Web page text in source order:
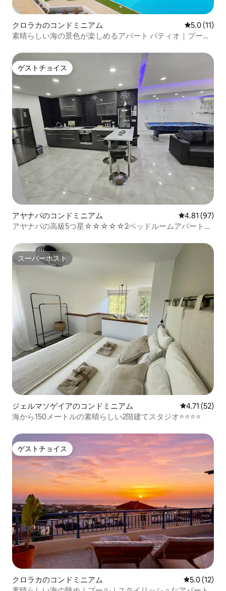
クロラカのコンドミニアム レビュー11
5.0 (11)
素晴らしい海の景色が楽しめるアパート パティオ｜プール
ゲストチョイス
ゲストチョイス
アヤナパのコンドミニアム レビュー97
4.81 (97)
アヤナパの高級5つ星☆☆☆☆☆2ベッドルームアパート
スーパーホスト
スーパーホスト
ジェルマソゲイアのコンドミニアム レビュー52
4.71 (52)
海から150メートルの素晴らしい2階建てスタジオ⭐️⭐️⭐️⭐️
ゲストチョイス
ゲストチョイス
クロラカのコンドミニアム レビュー12
5.0 (12)